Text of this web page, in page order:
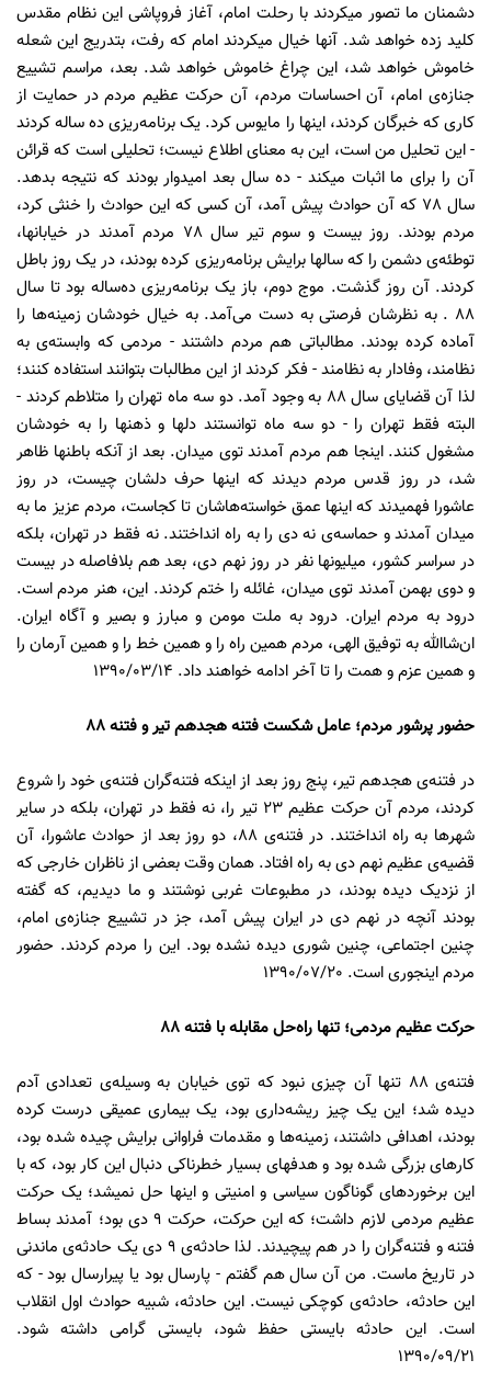
دشمنان ما تصور میکردند با رحلت امام، آغاز فروپاشى این نظام مقدس
کلید زده خواهد شد. آنها خیال میکردند امام که رفت، بتدریج این شعله
خاموش خواهد شد، این چراغ خاموش خواهد شد. بعد، مراسم تشییع
جنازه‌ى امام، آن احساسات مردم، آن حرکت عظیم مردم در حمایت از
کارى که خبرگان کردند، اینها را مایوس کرد. یک برنامه‌ریزى ده ساله کردند
- این تحلیل من است، این به معناى اطلاع نیست؛ تحلیلى است که قرائن
آن را براى ما اثبات میکند - ده سال بعد امیدوار بودند که نتیجه بدهد.
سال 78 که آن حوادث پیش آمد، آن کسى که این حوادث را خنثى کرد،
مردم بودند. روز بیست و سوم تیر سال 78 مردم آمدند در خیابانها،
توطئه‌ى دشمن را که سالها برایش برنامه‌ریزى کرده بودند، در یک روز باطل
کردند. آن روز گذشت. موج دوم، باز یک برنامه‌ریزى ده‌ساله بود تا سال
88 . به نظرشان فرصتى به دست مى‌آمد. به خیال خودشان زمینه‌ها را
آماده کرده بودند. مطالباتى هم مردم داشتند - مردمى که وابسته‌ى به
نظامند، وفادار به نظامند - فکر کردند از این مطالبات بتوانند استفاده کنند؛
لذا آن قضایاى سال 88 به وجود آمد. دو سه ماه تهران را متلاطم کردند -
البته فقط تهران را - دو سه ماه توانستند دلها و ذهنها را به خودشان
مشغول کنند. اینجا هم مردم آمدند توى میدان. بعد از آنکه باطنها ظاهر
شد، در روز قدس مردم دیدند که اینها حرف دلشان چیست، در روز
عاشورا فهمیدند که اینها عمق خواسته‌هاشان تا کجاست، مردم عزیز ما به
میدان آمدند و حماسه‌ى نه دى را به راه انداختند. نه فقط در تهران، بلکه
در سراسر کشور، میلیونها نفر در روز نهم دى، بعد هم بلافاصله در بیست
و دوى بهمن آمدند توى میدان، غائله را ختم کردند. این، هنر مردم است.
درود به مردم ایران. درود به ملت مومن و مبارز و بصیر و آگاه ایران.
ان‌شاالله به توفیق الهى، مردم همین راه را و همین خط را و همین آرمان را
و همین عزم و همت را تا آخر ادامه خواهند داد. 1390/03/14
حضور پرشور مردم؛ عامل شکست فتنه هجدهم تیر و فتنه 88
در فتنه‌ى هجدهم تیر، پنج روز بعد از اینکه فتنه‌گران فتنه‌ى خود را شروع
کردند، مردم آن حرکت عظیم 23 تیر را، نه فقط در تهران، بلکه در سایر
شهرها به راه انداختند. در فتنه‌ى 88، دو روز بعد از حوادث عاشورا، آن
قضیه‌ى عظیم نهم دى به راه افتاد. همان وقت بعضى از ناظران خارجى که
از نزدیک دیده بودند، در مطبوعات غربى نوشتند و ما دیدیم، که گفته
بودند آنچه در نهم دى در ایران پیش آمد، جز در تشییع جنازه‌ى امام،
چنین اجتماعى، چنین شورى دیده نشده بود. این را مردم کردند. حضور
مردم اینجورى است. 1390/07/20
حرکت عظیم مردمی؛ تنها راه‌حل مقابله با فتنه 88
فتنه‌ى 88 تنها آن چیزى نبود که توى خیابان به وسیله‌ى تعدادى آدم
دیده شد؛ این یک چیز ریشه‌دارى بود، یک بیمارى عمیقى درست کرده
بودند، اهدافى داشتند، زمینه‌ها و مقدمات فراوانى برایش چیده شده بود،
کارهاى بزرگى شده بود و هدفهاى بسیار خطرناکى دنبال این کار بود، که با
این برخوردهاى گوناگون سیاسى و امنیتى و اینها حل نمیشد؛ یک حرکت
عظیم مردمى لازم داشت؛ که این حرکت، حرکت 9 دى بود؛ آمدند بساط
فتنه و فتنه‌گران را در هم پیچیدند. لذا حادثه‌ى 9 دى یک حادثه‌ى ماندنى
در تاریخ ماست. من آن سال هم گفتم - پارسال بود یا پیرارسال بود - که
این حادثه، حادثه‌ى کوچکى نیست. این حادثه، شبیه حوادث اول انقلاب
است. این حادثه بایستى حفظ شود، بایستى گرامى داشته شود.
1390/09/21